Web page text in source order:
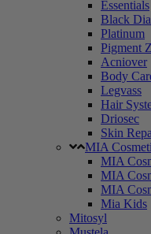
Essentials
Black
Platinum
Pigment
Acniover
Body
Legvass
Hair
Driosec
Skin
MIA
MIA
MIA
MIA
Mia Kids
Mitosyl